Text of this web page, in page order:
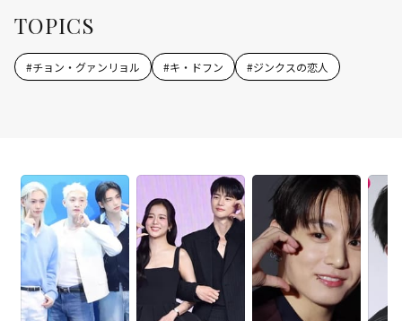
TOPICS
#チョン・グァンリョル #キ・ドフン #ジンクスの恋人